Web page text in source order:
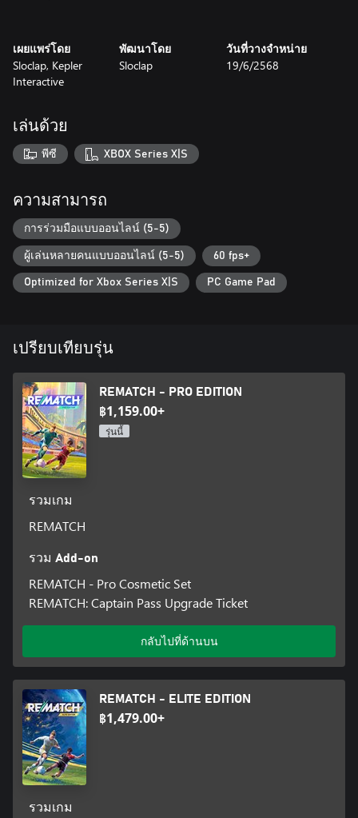
เผยแพร่โดย
Sloclap, Kepler
Interactive
พัฒนาโดย
Sloclap
วันที่วางจำหน่าย
19/6/2568
เล่นด้วย
พีซี XBOX Series X|S
ความสามารถ
การร่วมมือแบบออนไลน์ (5-5)
ผู้เล่นหลายคนแบบออนไลน์ (5-5) 60 fps+
Optimized for Xbox Series X|S PC Game Pad
เปรียบเทียบรุ่น
REMATCH - PRO EDITION
฿1,159.00+
รุ่นนี้
รวมเกม
REMATCH
รวม Add-on
REMATCH - Pro Cosmetic Set
REMATCH: Captain Pass Upgrade Ticket
กลับไปที่ด้านบน
REMATCH - ELITE EDITION
฿1,479.00+
รวมเกม